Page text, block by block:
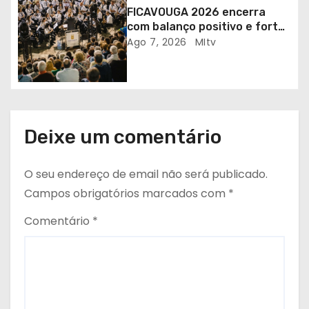
o
s
FICAVOUGA 2026 encerra
com balanço positivo e forte
adesão da comunidade
Ago 7, 2026 MItv
Deixe um comentário
O seu endereço de email não será publicado.
Campos obrigatórios marcados com *
Comentário *